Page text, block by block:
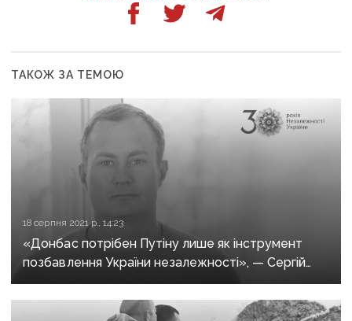
ТАКОЖ ЗА ТЕМОЮ
18 серпня 2021 р., 14:23
«Донбас потрібен Путіну лише як інструмент
позбавлення України незалежності», — Сергій
Гармаш про Мінськ, закриті КПВВ та нацизм
в ОРДЛО